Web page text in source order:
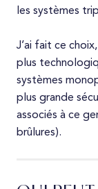
les systèmes
J’ai fait ce
plus
systèmes
plus grande
associés à ce
brûlures).